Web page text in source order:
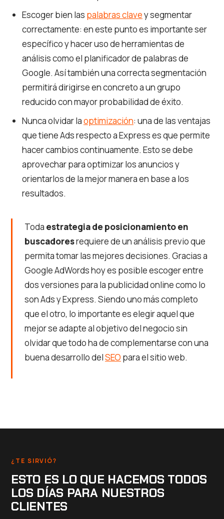
Escoger bien las palabras clavey segmentar
correctamente: en este punto es importante ser
específico y hacer uso de herramientas de
análisis como el planificador de palabras de
Google. Así también una correcta segmentación
permitirá dirigirse en concreto a un grupo
reducido con mayor probabilidad de éxito.
Nunca olvidar laoptimización: una de las ventajas
que tiene Ads respecto a Express es que permite
hacer cambios continuamente. Esto se debe
aprovechar para optimizar los anuncios y
orientarlos de la mejor manera en base a los
resultados.
Toda estrategia de posicionamiento en
buscadoresrequiere de un análisis previo que
permita tomar las mejores decisiones. Gracias a
Google AdWords hoy es posible escoger entre
dos versiones para la publicidad online como lo
son Ads y Express. Siendo uno más completo
que el otro, lo importante es elegir aquel que
mejor se adapte al objetivo del negocio sin
olvidar que todo ha de complementarse con una
buena desarrollo delSEO para el sitio web.
¿TE SIRVIÓ?
ESTO ES LO QUE HACEMOS TODOS
LOS DÍAS PARA NUESTROS
CLIENTES